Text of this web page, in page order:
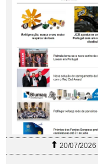
20/07/2026